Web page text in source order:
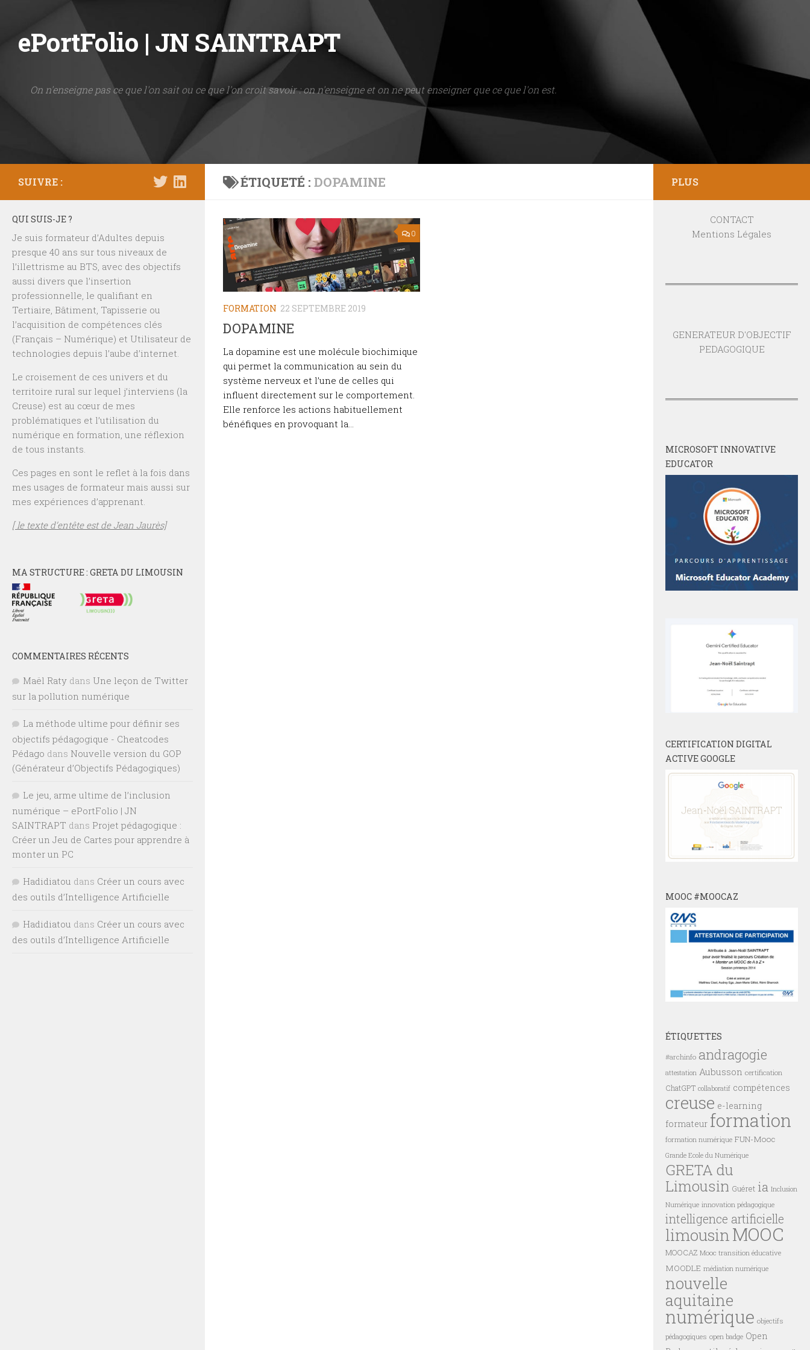
Skip to content
ePortFolio | JN SAINTRAPT
On n'enseigne pas ce que l'on sait ou ce que l'on croit savoir : on n'enseigne et on ne peut enseigner que ce que l'on est.
ÉTIQUETÉ : DOPAMINE
0
FORMATION 22 SEPTEMBRE 2019
DOPAMINE
La dopamine est une molécule biochimique
qui permet la communication au sein du
système nerveux et l’une de celles qui
influent directement sur le comportement.
Elle renforce les actions habituellement
bénéfiques en provoquant la...
SUIVRE :
QUI SUIS-JE ?
Je suis formateur d’Adultes depuis
presque 40 ans sur tous niveaux de
l’illettrisme au BTS, avec des objectifs
aussi divers que l’insertion
professionnelle, le qualifiant en
Tertiaire, Bâtiment, Tapisserie ou
l’acquisition de compétences clés
(Français – Numérique) et Utilisateur de
technologies depuis l’aube d’internet.
Le croisement de ces univers et du
territoire rural sur lequel j’interviens (la
Creuse) est au cœur de mes
problématiques et l’utilisation du
numérique en formation, une réflexion
de tous instants.
Ces pages en sont le reflet à la fois dans
mes usages de formateur mais aussi sur
mes expériences d’apprenant.
[ le texte d’entête est de Jean Jaurès]
MA STRUCTURE : GRETA DU LIMOUSIN
COMMENTAIRES RÉCENTS
Maël Raty dans Une leçon de Twitter
sur la pollution numérique
La méthode ultime pour définir ses
objectifs pédagogique - Cheatcodes
Pédago dans Nouvelle version du GOP
(Générateur d’Objectifs Pédagogiques)
Le jeu, arme ultime de l’inclusion
numérique – ePortFolio | JN
SAINTRAPT dans Projet pédagogique :
Créer un Jeu de Cartes pour apprendre à
monter un PC
Hadidiatou dans Créer un cours avec
des outils d’Intelligence Artificielle
Hadidiatou dans Créer un cours avec
des outils d’Intelligence Artificielle
PLUS
CONTACT
Mentions Légales
GENERATEUR D'OBJECTIF
PEDAGOGIQUE
MICROSOFT INNOVATIVE
EDUCATOR
CERTIFICATION DIGITAL
ACTIVE GOOGLE
MOOC #MOOCAZ
ÉTIQUETTES
#archinfo andragogie
attestation Aubusson certification
ChatGPT collaboratif compétences
creuse e-learning
formateur formation
formation numérique FUN-Mooc
Grande Ecole du Numérique
GRETA du
Limousin Guéret ia Inclusion
Numérique innovation pédagogique
intelligence artificielle
limousin MOOC
MOOCAZ Mooc transition éducative
MOODLE médiation numérique
nouvelle
aquitaine
numérique objectifs
pédagogiques open badge Open